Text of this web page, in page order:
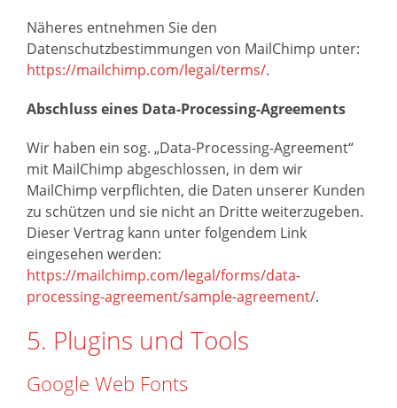
Näheres entnehmen Sie den
Datenschutzbestimmungen von MailChimp unter:
https://mailchimp.com/legal/terms/.
Abschluss eines Data-Processing-Agreements
Wir haben ein sog. „Data-Processing-Agreement“
mit MailChimp abgeschlossen, in dem wir
MailChimp verpflichten, die Daten unserer Kunden
zu schützen und sie nicht an Dritte weiterzugeben.
Dieser Vertrag kann unter folgendem Link
eingesehen werden:
https://mailchimp.com/legal/forms/data-
processing-agreement/sample-agreement/.
5. Plugins und Tools
Google Web Fonts